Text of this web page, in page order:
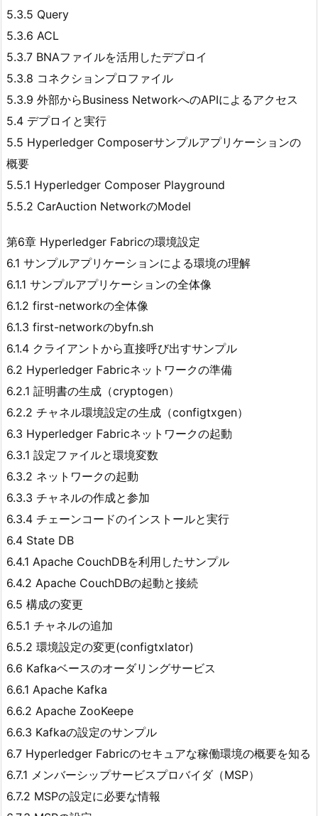
5.3.5 Query
5.3.6 ACL
5.3.7 BNAファイルを活用したデプロイ
5.3.8 コネクションプロファイル
5.3.9 外部からBusiness NetworkへのAPIによるアクセス
5.4 デプロイと実行
5.5 Hyperledger Composerサンプルアプリケーションの
概要
5.5.1 Hyperledger Composer Playground
5.5.2 CarAuction NetworkのModel
第6章 Hyperledger Fabricの環境設定
6.1 サンプルアプリケーションによる環境の理解
6.1.1 サンプルアプリケーションの全体像
6.1.2 first-networkの全体像
6.1.3 first-networkのbyfn.sh
6.1.4 クライアントから直接呼び出すサンプル
6.2 Hyperledger Fabricネットワークの準備
6.2.1 証明書の生成（cryptogen）
6.2.2 チャネル環境設定の生成（configtxgen）
6.3 Hyperledger Fabricネットワークの起動
6.3.1 設定ファイルと環境変数
6.3.2 ネットワークの起動
6.3.3 チャネルの作成と参加
6.3.4 チェーンコードのインストールと実行
6.4 State DB
6.4.1 Apache CouchDBを利用したサンプル
6.4.2 Apache CouchDBの起動と接続
6.5 構成の変更
6.5.1 チャネルの追加
6.5.2 環境設定の変更(configtxlator)
6.6 Kafkaベースのオーダリングサービス
6.6.1 Apache Kafka
6.6.2 Apache ZooKeepe
6.6.3 Kafkaの設定のサンプル
6.7 Hyperledger Fabricのセキュアな稼働環境の概要を知る
6.7.1 メンバーシップサービスプロバイダ（MSP）
6.7.2 MSPの設定に必要な情報